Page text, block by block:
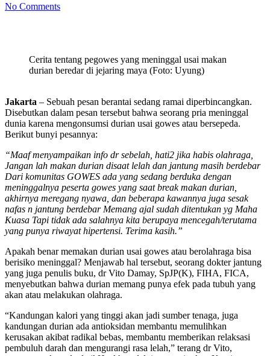
No Comments
Cerita tentang pegowes yang meninggal usai makan
durian beredar di jejaring maya (Foto: Uyung)
Jakarta – Sebuah pesan berantai sedang ramai diperbincangkan.
Disebutkan dalam pesan tersebut bahwa seorang pria meninggal
dunia karena mengonsumsi durian usai gowes atau bersepeda.
Berikut bunyi pesannya:
“Maaf menyampaikan info dr sebelah, hati2 jika habis olahraga,
Jangan lah makan durian disaat lelah dan jantung masih berdebar
Dari komunitas GOWES ada yang sedang berduka dengan
meninggalnya peserta gowes yang saat break makan durian,
akhirnya meregang nyawa, dan beberapa kawannya juga sesak
nafas n jantung berdebar Memang ajal sudah ditentukan yg Maha
Kuasa Tapi tidak ada salahnya kita berupaya mencegah/terutama
yang punya riwayat hipertensi. Terima kasih.”
Apakah benar memakan durian usai gowes atau berolahraga bisa
berisiko meninggal? Menjawab hal tersebut, seorang dokter jantung
yang juga penulis buku, dr Vito Damay, SpJP(K), FIHA, FICA,
menyebutkan bahwa durian memang punya efek pada tubuh yang
akan atau melakukan olahraga.
“Kandungan kalori yang tinggi akan jadi sumber tenaga, juga
kandungan durian ada antioksidan membantu memulihkan
kerusakan akibat radikal bebas, membantu memberikan relaksasi
pembuluh darah dan mengurangi rasa lelah,” terang dr Vito,